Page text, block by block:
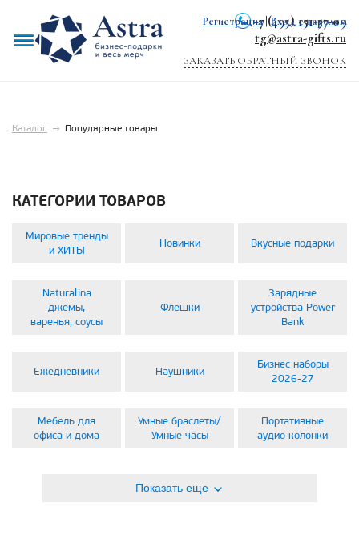
+7 (495) 151-57-09
tg@astra-gifts.ru
ЗАКАЗАТЬ ОБРАТНЫЙ ЗВОНОК
Регистрация Вход с паролем
Каталог → Популярные товары
КАТЕГОРИИ ТОВАРОВ
Мировые тренды
и ХИТЫ
Новинки Вкусные подарки
Naturalina
джемы,
варенья, соусы
Флешки
Зарядные
устройства Power
Bank
Ежедневники Наушники
Бизнес наборы
2026-27
Мебель для
офиса и дома
Умные браслеты/
Умные часы
Портативные
аудио колонки
Показать еще